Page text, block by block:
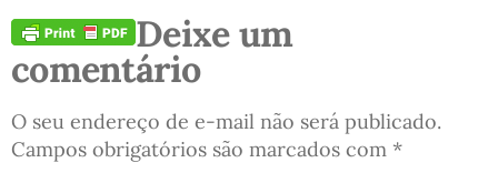
Deixe um
comentário
O seu endereço de e-mail não será publicado.
Campos obrigatórios são marcados com *